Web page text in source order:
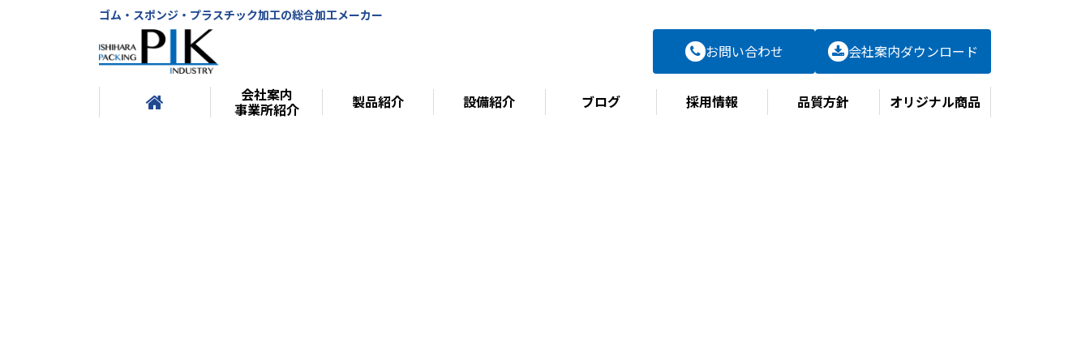
ゴム・スポンジ・プラスチック加工の総合加工メーカー
お問い合わせ 会社案内ダウンロード
会社案内
事業所紹介 製品紹介 設備紹介 ブログ 採用情報 品質方針 オリジナル商品